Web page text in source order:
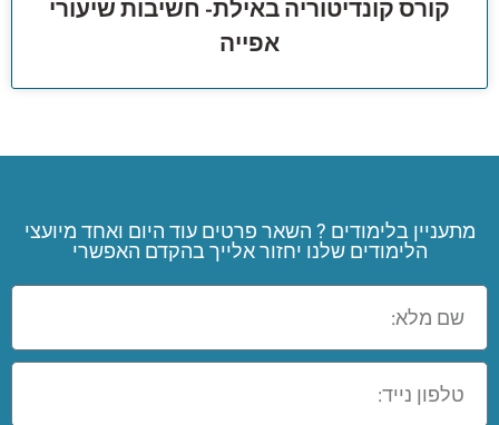
קורס קונדיטוריה באילת- חשיבות שיעורי
אפייה
מתעניין בלימודים ? השאר פרטים עוד היום ואחד מיועצי
הלימודים שלנו יחזור אלייך בהקדם האפשרי